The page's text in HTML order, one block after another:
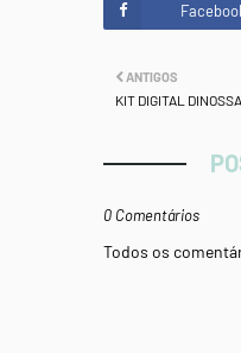
ANTIGOS
KIT DIGITAL
0 Comentários
Todos os